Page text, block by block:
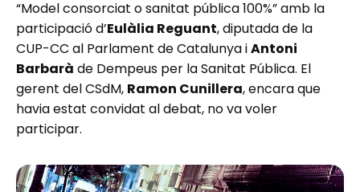
“Model consorciat o sanitat pública 100%” amb la
participació d’Eulàlia Reguant, diputada de la
CUP-CC al Parlament de Catalunya iAntoni
Barbarà de Dempeus per la Sanitat Pública. El
gerent del CSdM, Ramon Cunillera, encara que
havia estat convidat al debat, no va voler
participar.